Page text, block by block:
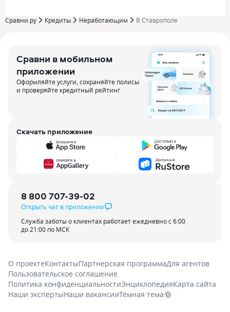
Сравни.ру Кредиты Неработающим В Ставрополе
Сравни в мобильном
приложении
Оформляйте услуги, сохраняйте полисы
и проверяйте кредитный рейтинг
Скачать приложение
8 800 707-39-02
Открыть чат в приложении
Служба заботы о клиентах работает ежедневно с 6:00
до 21:00 по МСК
О проектеКонтактыПартнерская программаДля агентов
Пользовательское соглашение
Политика конфиденциальностиЭнциклопедияКарта сайта
Наши экспертыНаши вакансииТёмная тема